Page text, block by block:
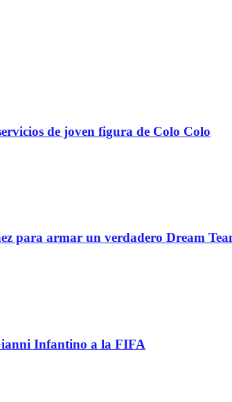
de joven figura de Colo Colo
para armar un verdadero Dream
Infantino a la FIFA